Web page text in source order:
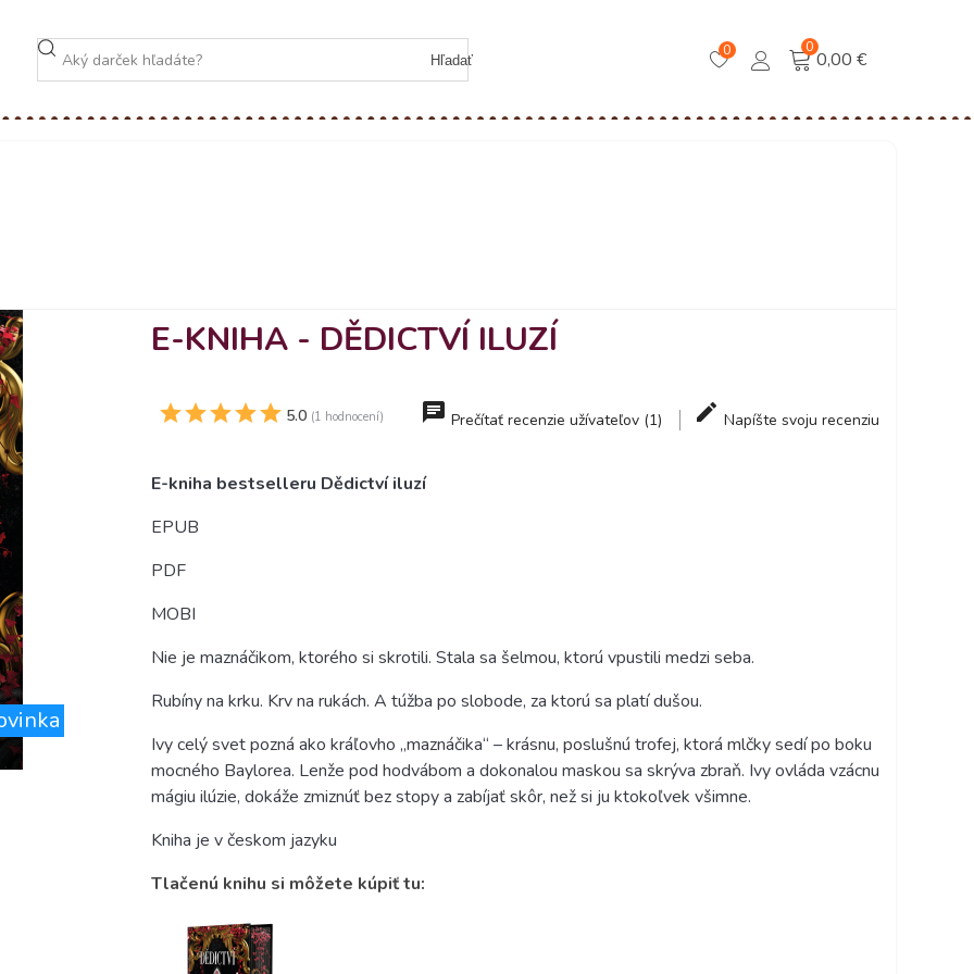
Hľadať
0 0
0,00 €
E-KNIHA - DĚDICTVÍ ILUZÍ
5.0 (1 hodnocení) Prečítať recenzie užívateľov (1) Napíšte svoju recenziu
E-kniha bestselleru Dědictví iluzí
EPUB
PDF
MOBI
Nie je maznáčikom, ktorého si skrotili. Stala sa šelmou, ktorú vpustili medzi seba.
Rubíny na krku. Krv na rukách. A túžba po slobode, za ktorú sa platí dušou.
Ivy celý svet pozná ako kráľovho „maznáčika“ – krásnu, poslušnú trofej, ktorá mlčky sedí po boku
mocného Baylorea. Lenže pod hodvábom a dokonalou maskou sa skrýva zbraň. Ivy ovláda vzácnu
mágiu ilúzie, dokáže zmiznúť bez stopy a zabíjať skôr, než si ju ktokoľvek všimne.
Kniha je v českom jazyku
Tlačenú knihu si môžete kúpiť tu: